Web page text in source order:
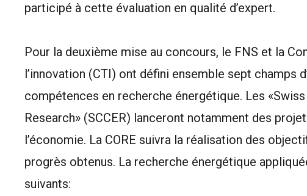
participé à cette évaluation en qualité d’expert.
Pour la deuxième mise au concours, le FNS et la
l’innovation (CTI) ont défini ensemble sept champs
compétences en recherche énergétique. Les
Research» (SCCER) lanceront notamment des
l’économie. La CORE suivra la réalisation des
progrès obtenus. La recherche énergétique
suivants: